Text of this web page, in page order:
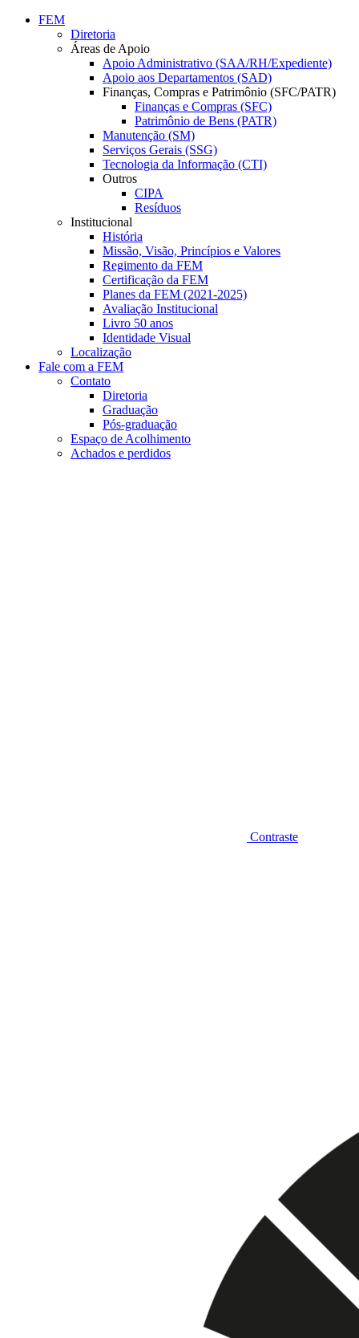
Conteúdo principal
FEM
Diretoria
Áreas de Apoio
Apoio Administrativo (SAA/RH/Expediente)
Apoio aos Departamentos (SAD)
Finanças, Compras e Patrimônio (SFC/PATR)
Finanças e Compras (SFC)
Patrimônio de Bens (PATR)
Manutenção (SM)
Serviços Gerais (SSG)
Tecnologia da Informação (CTI)
Outros
CIPA
Resíduos
Institucional
História
Missão, Visão, Princípios e Valores
Regimento da FEM
Certificação da FEM
Planes da FEM (2021-2025)
Avaliação Institucional
Livro 50 anos
Identidade Visual
Localização
Fale com a FEM
Contato
Diretoria
Graduação
Pós-graduação
Espaço de Acolhimento
Achados e perdidos
Contraste